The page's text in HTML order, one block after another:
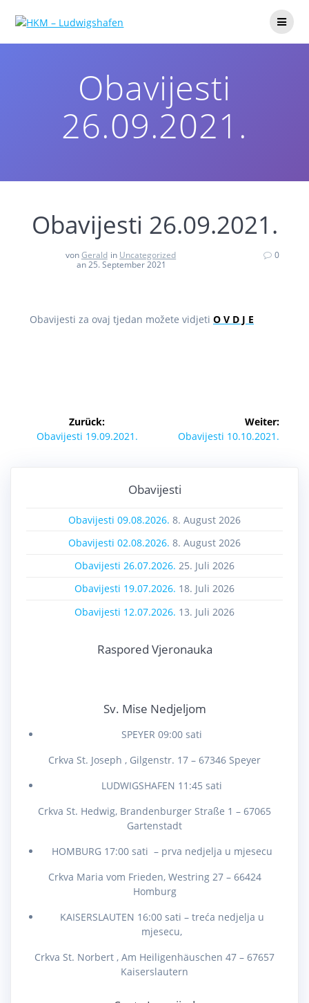
Obavijesti
26.09.2021.
Obavijesti 26.09.2021.
vonGerald in Uncategorized
an 25. September 2021
0
Obavijesti za ovaj tjedan možete vidjeti O V D J E
Zurück:
Obavijesti 19.09.2021.
Weiter:
Obavijesti 10.10.2021.
Obavijesti
Obavijesti 09.08.2026. 8. August 2026
Obavijesti 02.08.2026. 8. August 2026
Obavijesti 26.07.2026. 25. Juli 2026
Obavijesti 19.07.2026. 18. Juli 2026
Obavijesti 12.07.2026. 13. Juli 2026
Raspored Vjeronauka
Sv. Mise Nedjeljom
SPEYER 09:00 sati
Crkva St. Joseph , Gilgenstr. 17 – 67346 Speyer
LUDWIGSHAFEN 11:45 sati
Crkva St. Hedwig, Brandenburger Straße 1 – 67065
Gartenstadt
HOMBURG 17:00 sati – prva nedjelja u mjesecu
Crkva Maria vom Frieden, Westring 27 – 66424
Homburg
KAISERSLAUTEN 16:00 sati – treća nedjelja u
mjesecu,
Crkva St. Norbert , Am Heiligenhäuschen 47 – 67657
Kaiserslautern